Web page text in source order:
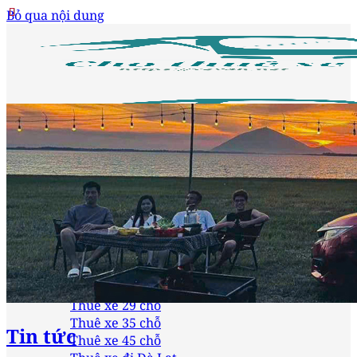
Bỏ qua nội dung
Trang chủ
Loại xe
Thuê xe 4 chỗ
Thuê xe 7 chỗ
Thuê xe 16 chỗ
Thuê xe 24 chỗ
Thuê xe 29 chỗ
Thuê xe 35 chỗ
Thuê xe 45 chỗ
Tin tức